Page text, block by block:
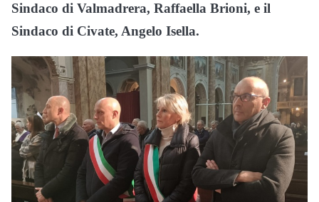
Sindaco di Valmadrera, Raffaella Brioni, e il
Sindaco di Civate, Angelo Isella.